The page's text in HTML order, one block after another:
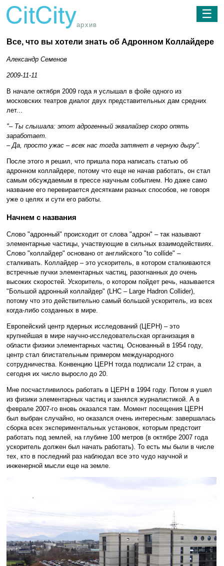
архив
☰
Все, что вы хотели знать об Адронном Коллайдере
Александр Семенов
2009-11-11
В начале октября 2009 года я услышал в фойе одного из
московских театров диалог двух представительных дам средних
лет...
"– Ты слышала: этот адрогенный эквалайзер скоро опять
заработает.
– Да, просто ужас – всех нас тогда затянет в черную дыру".
После этого я решил, что пришла пора написать статью об
адронном коллайдере, потому что еще не начав работать, он стал
самым обсуждаемым в прессе научным событием. Но даже само
название его перевирается десятками разных способов, не говоря
уже о целях и сути его работы.
Начнем с названия
Слово "адронный" происходит от слова "адрон" – так называют
элементарные частицы, участвующие в сильных взаимодействиях.
Слово "коллайдер" основано от английского "to collide" –
сталкивать. Коллайдер – это ускоритель, в котором сталкиваются
встречные пучки элементарных частиц, разогнанных до очень
высоких скоростей. Ускоритель, о котором пойдет речь, называется
"Большой адронный коллайдер" (LHC – Large Hadron Collider),
потому что это действительно самый большой ускоритель, из всех
когда-либо созданных в мире.
Европейский центр ядерных исследований (ЦЕРН) – это
крупнейшая в мире научно-исследовательская организация в
области физики элементарных частиц. Основанный в 1954 году,
центр стал блистательным примером международного
сотрудничества. Конвенцию ЦЕРН тогда подписали 12 стран, а
сегодня их число выросло до 20.
Мне посчастливилось работать в ЦЕРН в 1994 году. Потом я ушел
из физики элементарных частиц и занялся журналистикой. А в
феврале 2007-го вновь оказался там. Момент посещения ЦЕРН
был выбран случайно, но оказался очень интересным: завершалась
сборка всех экспериментальных установок, которым предстоит
работать под землей, на глубине 100 метров (в октябре 2007 года
ускоритель должен был начать работать). То есть мы были в числе
тех, кто в последний раз наблюдал все это чудо научной и
инженерной мысли еще на земле.